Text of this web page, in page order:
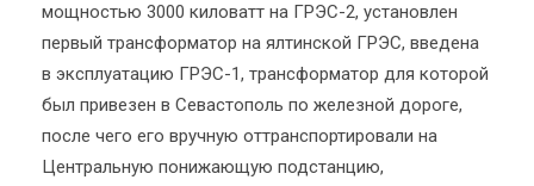
мощностью 3000 киловатт на ГРЭС-2, установлен
первый трансформатор на ялтинской ГРЭС, введена
в эксплуатацию ГРЭС-1, трансформатор для которой
был привезен в Севастополь по железной дороге,
после чего его вручную оттранспортировали на
Центральную понижающую подстанцию,